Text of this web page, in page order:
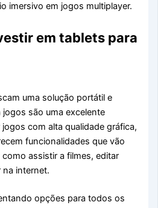
imersivo em jogos multiplayer.
em tablets para
uma solução portátil e
são uma excelente
com alta qualidade gráfica,
funcionalidades que vão
assistir a filmes, editar
internet.
opções para todos os